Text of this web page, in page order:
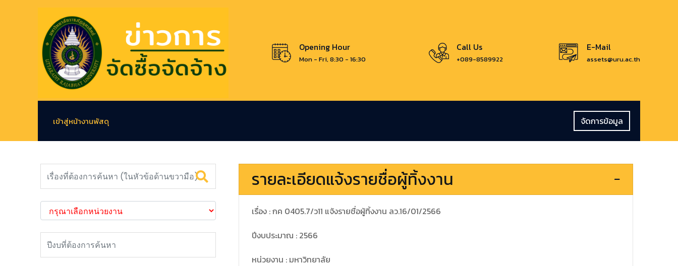
Opening Hour
Mon - Fri, 8:30 - 16:30
Call Us
+089-8589922
E-Mail
assets@uru.ac.th
เข้าสู่หน้างานพัสดุ จัดการข้อมูล
รายละเอียดแจ้งรายชื่อผู้ทิ้งงาน
เรื่อง : กค 0405.7/ว11 แจ้งรายชื่อผู้ทิ้งงาน ลว.16/01/2566
ปีงบประมาณ : 2566
หน่วยงาน : มหาวิทยาลัย